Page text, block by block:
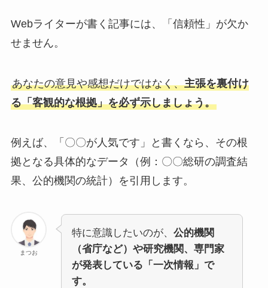
Webライターが書く記事には、「信頼性」が欠か
せません。
あなたの意見や感想だけではなく、主張を裏付け
る「客観的な根拠」を必ず示しましょう。
例えば、「〇〇が人気です」と書くなら、その根
拠となる具体的なデータ（例：〇〇総研の調査結
果、公的機関の統計）を引用します。
まつお
特に意識したいのが、 公的機関
（省庁など）や研究機関、専門家
が発表している「一次情報」で
す。